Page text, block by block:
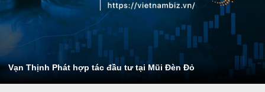
Vạn Thịnh Phát hợp tác đầu tư tại Mũi Đèn Đỏ